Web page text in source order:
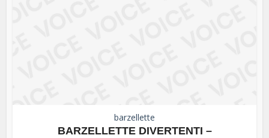
barzellette
BARZELLETTE DIVERTENTI –